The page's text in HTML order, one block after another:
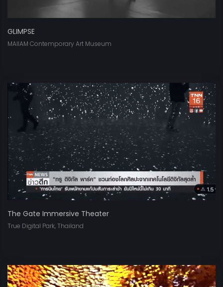
GLIMPSE
MAIIAM Contemporary Art Museum
The Gate Immersive Theater
True Digital Park, Thailand